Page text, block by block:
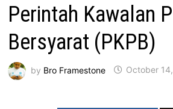
Perintah Kawalan
Bersyarat (PKPB)
by Bro Framestone October